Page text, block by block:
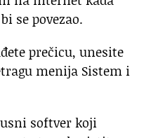
se povezao.
prečicu, unesite
menija Sistem i
softver koji